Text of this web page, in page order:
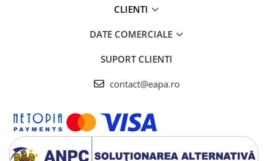
CLIENTI
DATE COMERCIALE
SUPORT CLIENTI
contact@eapa.ro